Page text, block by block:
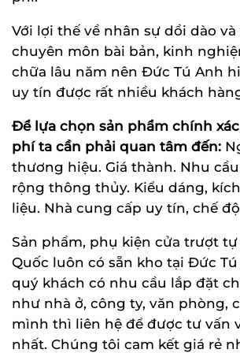
Với lợi thế về nhân sự dồi dào
chuyên môn bài bản, kinh
chữa lâu năm nên Đức Tú Anh
uy tín được rất nhiều khách
Để lựa chọn sản phẩm chính
phí ta cần phải quan tâm đến:
thương hiệu. Giá thành. Nhu
rộng thông thủy. Kiểu dáng,
liệu. Nhà cung cấp uy tín, chế
Sản phẩm, phụ kiện cửa trượt
Quốc luôn có sẵn kho tại Đức
quý khách có nhu cầu lắp đặt
như nhà ở, công ty, văn phòng,
mình thì liên hệ để được tư vấn
nhất. Chúng tôi cam kết giá rẻ